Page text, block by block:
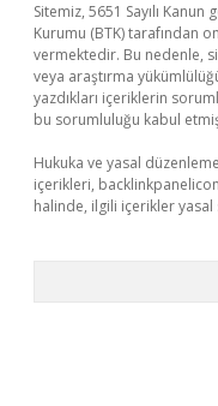
Sitemiz, 5651 Sayılı
Kurumu (BTK) tarafından
vermektedir. Bu nedenle,
veya araştırma
yazdıkları içeriklerin
bu sorumluluğu kabul etmiş
Hukuka ve yasal
içerikleri,
halinde, ilgili içerikler yasal